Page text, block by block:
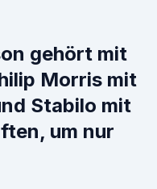
gehört mit
Morris mit
Stabilo mit
um nur